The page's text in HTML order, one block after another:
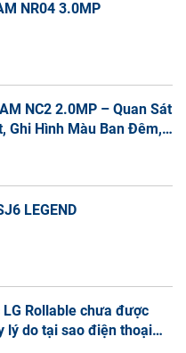
NR04 3.0MP
NC2 2.0MP – Quan Sát
Ghi Hình Màu Ban Đêm,
LEGEND
Rollable chưa được
lý do tại sao điện thoại